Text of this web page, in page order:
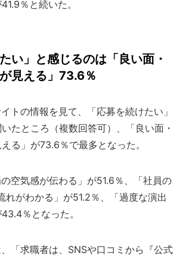
％と続いた。
い」と感じるのは「良い面・
見える」73.6％
トの情報を見て、「応募を続けたい」
たところ（複数回答可）、「良い面・
る」が73.6％で最多となった。
空気感が伝わる」が51.6％、「社員の
れがわかる」が51.2％、「過度な演出
％となった。
「求職者は、SNSや口コミから『公式